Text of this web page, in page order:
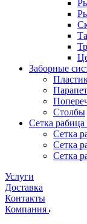
Заборные
Столбы
Сетка рабица
Сетка
Сетка
Сетка
Услуги
Доставка
Контакты
Компания